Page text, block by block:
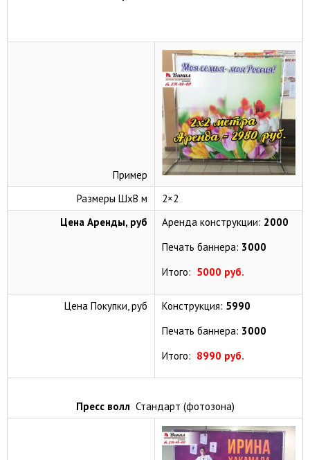
Пример
Размеры ШхВ м
2×2
Цена Аренды, руб
Аренда конструкции: 2000
Печать баннера: 3000
Итого: 5000 руб.
Цена Покупки, руб Конструкция: 5990
Печать баннера: 3000
Итого: 8990 руб.
Пресс волл Стандарт (фотозона)